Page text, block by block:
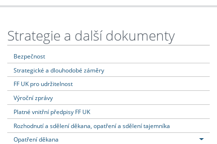
Strategie a další dokumenty
Bezpečnost
Strategické a dlouhodobé záměry
FF UK pro udržitelnost
Výroční zprávy
Platné vnitřní předpisy FF UK
Rozhodnutí a sdělení děkana, opatření a sdělení tajemníka
Opatření děkana